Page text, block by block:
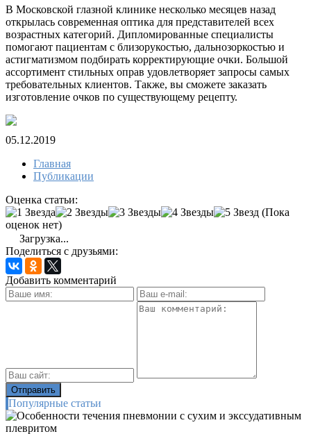
В Московской глазной клинике несколько месяцев назад
открылась современная оптика для представителей всех
возрастных категорий. Дипломированные специалисты
помогают пациентам с близорукостью, дальнозоркостью и
астигматизмом подбирать корректирующие очки. Большой
ассортимент стильных оправ удовлетворяет запросы самых
требовательных клиентов. Также, вы сможете заказать
изготовление очков по существующему рецепту.
05.12.2019
Главная
Публикации
Оценка статьи:
(Пока
оценок нет)
Загрузка...
Поделиться с друзьями:
Добавить комментарий
Популярные статьи